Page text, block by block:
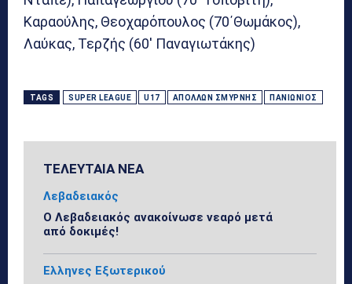
Καραούλης, Θεοχαρόπουλος (70΄Θωμάκος),
Λαύκας, Τερζής (60′ Παναγιωτάκης)
TAGS SUPER LEAGUE U17 ΑΠΟΛΛΏΝ ΣΜΎΡΝΗΣ ΠΑΝΙΏΝΙΟΣ
ΤΕΛΕΥΤΑΙΑ ΝΕΑ
Λεβαδειακός
Ο Λεβαδειακός ανακοίνωσε νεαρό μετά
από δοκιμές!
Ελληνες Εξωτερικού